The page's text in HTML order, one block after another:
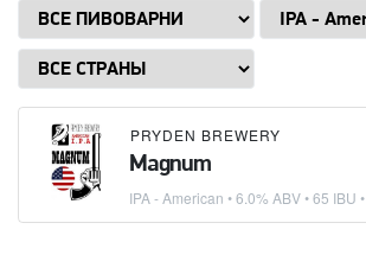
PRYDEN BREWERY
Magnum
IPA - American • 6.0% ABV • 65 IBU •